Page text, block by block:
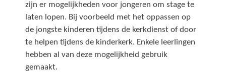
zijn er mogelijkheden voor jongeren om stage te
laten lopen. Bij voorbeeld met het oppassen op
de jongste kinderen tijdens de kerkdienst of door
te helpen tijdens de kinderkerk. Enkele leerlingen
hebben al van deze mogelijkheid gebruik
gemaakt.